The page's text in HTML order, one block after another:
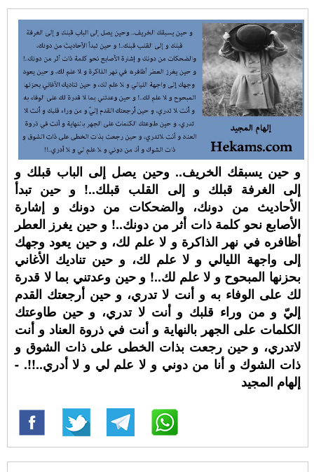
و حين يسبقك الخريف.. وحين يصل إلى الباب قبلك و
إلى الغرفة قبلك و إلى القلب قبلك..! و حين تبدأ
الأحاديث من دونك، والضحكات من دونك و إشارة
الأصابع نحو كلمة ذات أثر من دونك..! و حين يغرز العطر
أظافره في نهر الذاكرة و لا علم لك، و حين يعود وجهك
إلى واجهة الليالي و لا علم لك، و حين تناديك الأغاني
بحزنها المبحوح و لا علم لك..! و حين وعدتني بما لا قدرة
لك على الوفاء به و أنت لا تدري، و حين أرجعتك القدم
إليّ و من وراء قلبك و أنت لا تدري، و حين طاوعتك
الكلمات على الجهر بالنهاية و أنت في ذروة العناد و أنت
لاتدري، و حين رجعت بذات الخطى على ذات الشوق و
ذات الشوك و أنا من دوني و لا علم لي و لا أدري..!!. -
إلهام المجيد